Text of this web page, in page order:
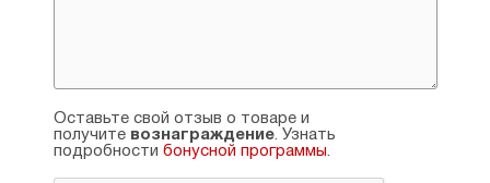
Оставьте свой отзыв о товаре и
получите вознаграждение. Узнать
подробности бонусной программы.